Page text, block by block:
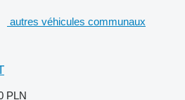
autres véhicules communaux
PLN